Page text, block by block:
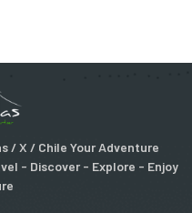
/ X / Chile Your Adventure
- Discover - Explore - Enjoy